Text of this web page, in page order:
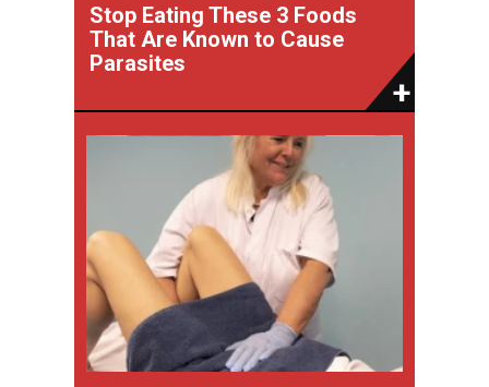
Stop Eating These 3 Foods
That Are Known to Cause
Parasites